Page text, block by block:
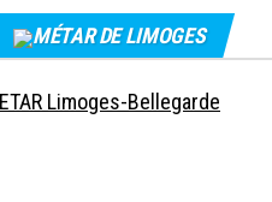
MÉTAR DE LIMOGES
Limoges-Bellegarde